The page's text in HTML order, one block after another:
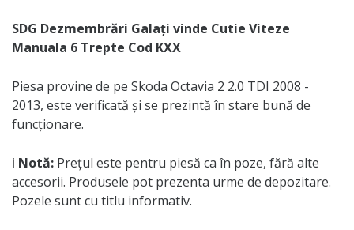
SDG Dezmembrări Galați vinde Cutie Viteze
Manuala 6 Trepte Cod KXX
Piesa provine de pe Skoda Octavia 2 2.0 TDI 2008 -
2013, este verificată și se prezintă în stare bună de
funcționare.
ℹ️ Notă: Prețul este pentru piesă ca în poze, fără alte
accesorii. Produsele pot prezenta urme de depozitare.
Pozele sunt cu titlu informativ.